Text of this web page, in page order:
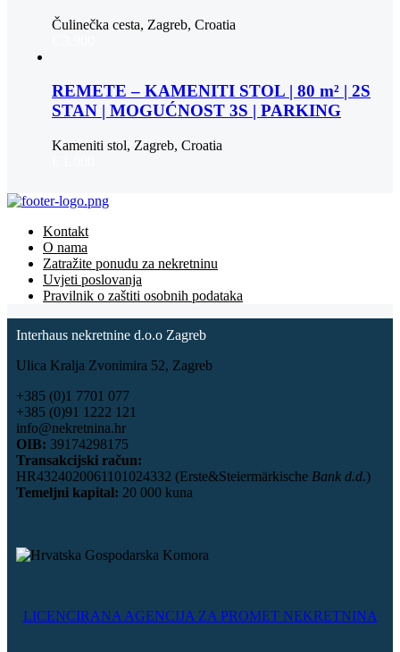
Čulinečka cesta, Zagreb, Croatia
REMETE – KAMENITI STOL | 80 m² | 2S
STAN | MOGUĆNOST 3S | PARKING
Kameniti stol, Zagreb, Croatia
Kontakt
O nama
Zatražite ponudu za nekretninu
Uvjeti poslovanja
Pravilnik o zaštiti osobnih podataka
Interhaus nekretnine d.o.o Zagreb
Ulica Kralja Zvonimira 52, Zagreb
+385 (0)1 7701 077
+385 (0)91 1222 121
info@nekretnina.hr
OIB: 39174298175
Transakcijski račun:
HR4324020061101024332 (Erste&Steiermärkische Bank d.d.)
Temeljni kapital: 20 000 kuna
LICENCIRANA AGENCIJA ZA PROMET NEKRETNINA